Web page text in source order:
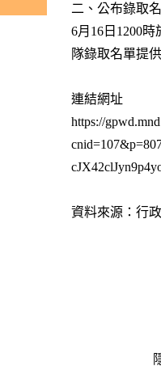
二、公布錄取名
6月16日1200時
隊錄取名單提
連結網址
https://
資料來源：行